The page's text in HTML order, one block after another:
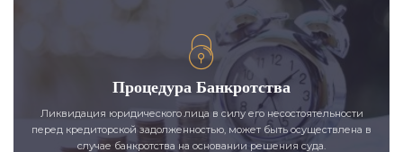
Процедура Банкротства
Ликвидация юридического лица в силу его несостоятельности
перед кредиторской задолженностью, может быть осуществлена в
случае банкротства на основании решения суда.